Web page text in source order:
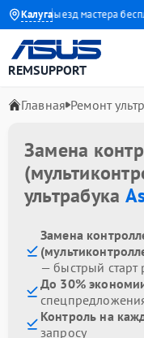
Калуга
Выезд мастера
REMSUPPORT
Главная Ремонт
Замена
ультрабука
Замена
— быстрый старт
До 30%
Контроль на
запросу